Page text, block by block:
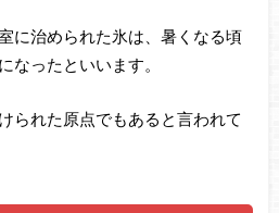
に治められた氷は、暑くなる頃
なったといいます。
られた原点でもあると言われて